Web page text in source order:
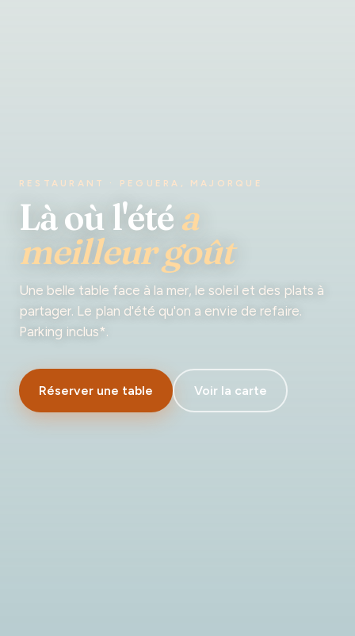
RESTAURANT · PEGUERA, MAJORQUE
Là où l'été a
meilleur goût
Une belle table face à la mer, le soleil et des plats à
partager. Le plan d'été qu'on a envie de refaire.
Parking inclus*.
Réserver une table Voir la carte